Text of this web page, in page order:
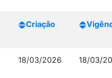
Criação
18/03/2026 18/03/